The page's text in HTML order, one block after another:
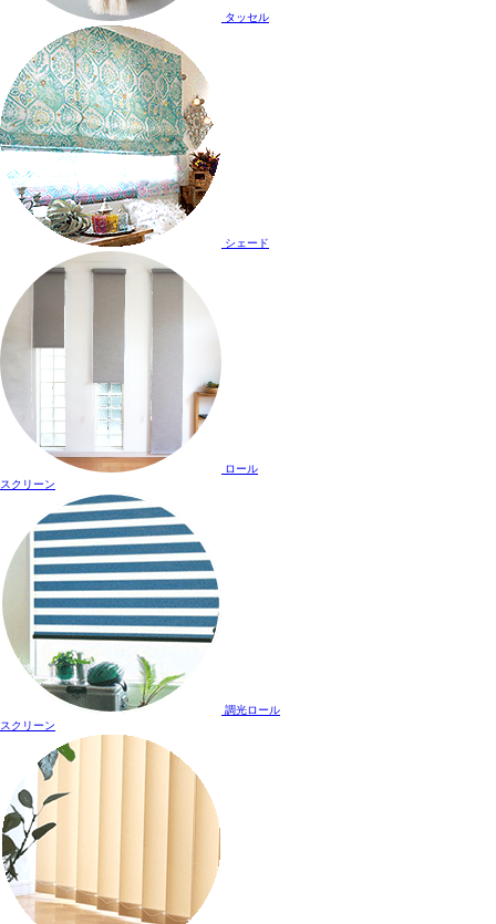
タッセル
シェード
ロール
スクリーン
調光ロール
スクリーン